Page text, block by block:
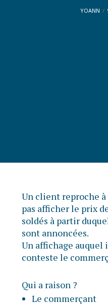
YOANN
Un client reproche
pas afficher le prix
soldés à partir
sont annoncées.
Un affichage auquel
conteste le
Qui a raison ?
Le commerçant